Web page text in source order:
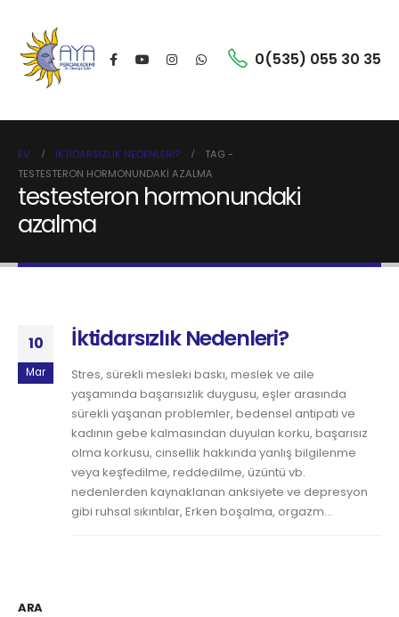
0(535) 055 30 35
EV İKTIDARSIZLIK NEDENLERI?
TAG -
TESTESTERON HORMONUNDAKI AZALMA
testesteron hormonundaki
azalma
10
Mar
İktidarsızlık Nedenleri?
Stres, sürekli mesleki baskı, meslek ve aile
yaşamında başarısızlık duygusu, eşler arasında
sürekli yaşanan problemler, bedensel antipati ve
kadının gebe kalmasından duyulan korku, başarısız
olma korkusu, cinsellik hakkında yanlış bilgilenme
veya keşfedilme, reddedilme, üzüntü vb.
nedenlerden kaynaklanan anksiyete ve depresyon
gibi ruhsal sıkıntılar, Erken boşalma, orgazm...
ARA